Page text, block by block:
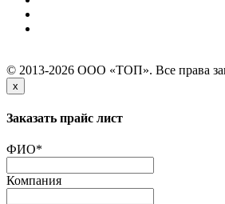
© 2013-2026 ООО «ТОП». Все права
x
Заказать прайс лист
ФИО*
Компания